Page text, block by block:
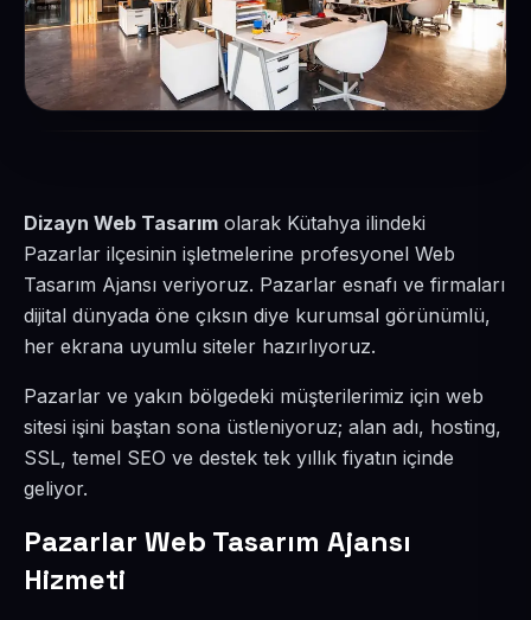
Dizayn Web Tasarım olarak Kütahya ilindeki
Pazarlar ilçesinin işletmelerine profesyonel Web
Tasarım Ajansı veriyoruz. Pazarlar esnafı ve firmaları
dijital dünyada öne çıksın diye kurumsal görünümlü,
her ekrana uyumlu siteler hazırlıyoruz.
Pazarlar ve yakın bölgedeki müşterilerimiz için web
sitesi işini baştan sona üstleniyoruz; alan adı, hosting,
SSL, temel SEO ve destek tek yıllık fiyatın içinde
geliyor.
Pazarlar Web Tasarım Ajansı
Hizmeti